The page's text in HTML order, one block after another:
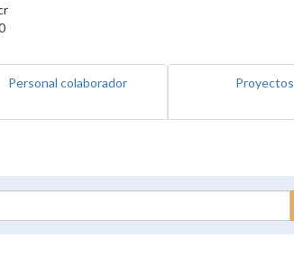
Personal colaborador Proyectos